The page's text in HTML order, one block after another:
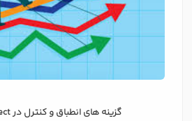
گزینه های انطباق و کنترل در Adobe Connect